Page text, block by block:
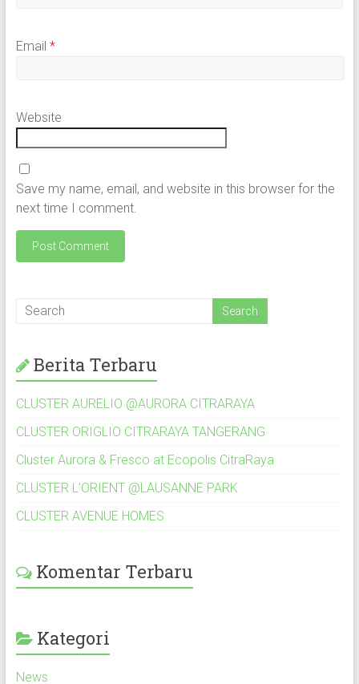
Email *
Website
Save my name, email, and website in this browser for the
next time I comment.
Berita Terbaru
CLUSTER AURELIO @AURORA CITRARAYA
CLUSTER ORIGLIO CITRARAYA TANGERANG
Cluster Aurora & Fresco at Ecopolis CitraRaya
CLUSTER L’ORIENT @LAUSANNE PARK
CLUSTER AVENUE HOMES
Komentar Terbaru
Kategori
News